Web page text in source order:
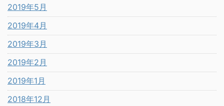
2019年5月
2019年4月
2019年3月
2019年2月
2019年1月
2018年12月